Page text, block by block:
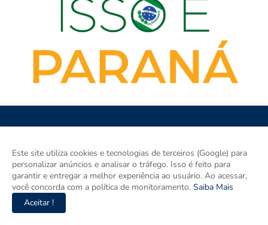
ISSO É PARANÁ é o site de notícias do Paraná e um espaço para
discutir o Paraná e o Brasil. Aqui tem informação de verdade com
imparcialidade. Os principais temas são política, cidades e
Este site utiliza cookies e tecnologias de terceiros (Google) para
personalizar anúncios e analisar o tráfego. Isso é feito para
garantir e entregar a melhor experiência ao usuário. Ao acessar,
você concorda com a política de monitoramento. Saiba Mais
Aceitar !